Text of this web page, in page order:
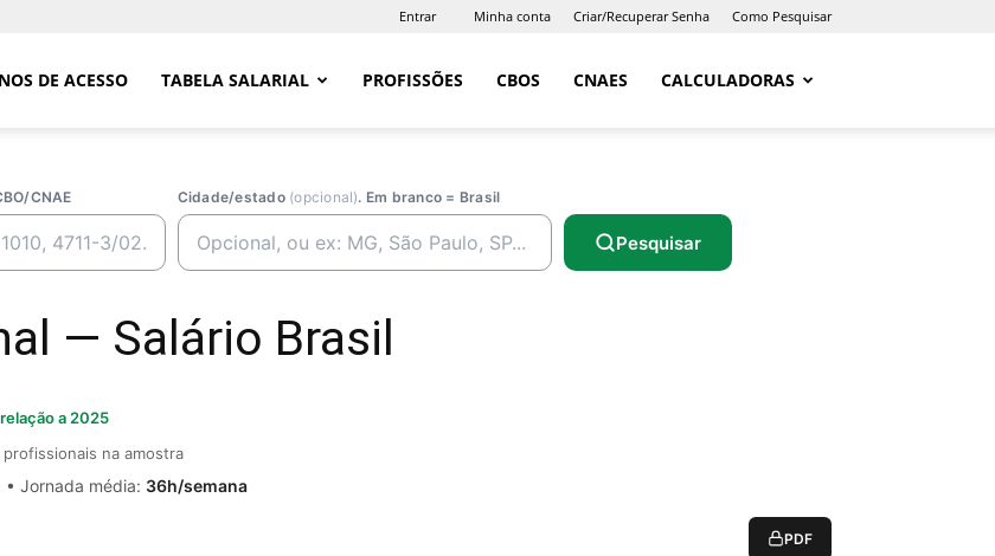
Entrar Minha conta Criar/Recuperar Senha Como Pesquisar
DE ACESSO TABELA SALARIAL PROFISSÕES CBOS CNAES CALCULADORAS
CNAE Cidade/estado (opcional). Em branco = Brasil
Pesquisar
— Salário Brasil
a 2025
profissionais na amostra
• Jornada média: 36h/semana
PDF